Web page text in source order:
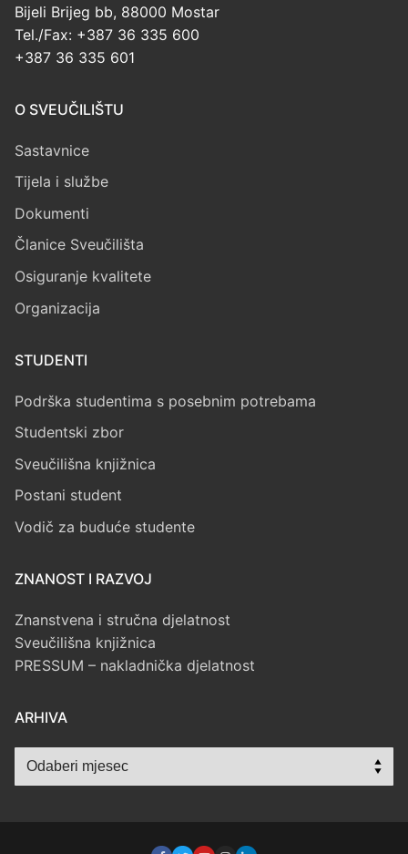
Bijeli Brijeg bb, 88000 Mostar
Tel./Fax: +387 36 335 600
+387 36 335 601
O SVEUČILIŠTU
Sastavnice
Tijela i službe
Dokumenti
Članice Sveučilišta
Osiguranje kvalitete
Organizacija
STUDENTI
Podrška studentima s posebnim potrebama
Studentski zbor
Sveučilišna knjižnica
Postani student
Vodič za buduće studente
ZNANOST I RAZVOJ
Znanstvena i stručna djelatnost
Sveučilišna knjižnica
PRESSUM – nakladnička djelatnost
ARHIVA
Arhiva